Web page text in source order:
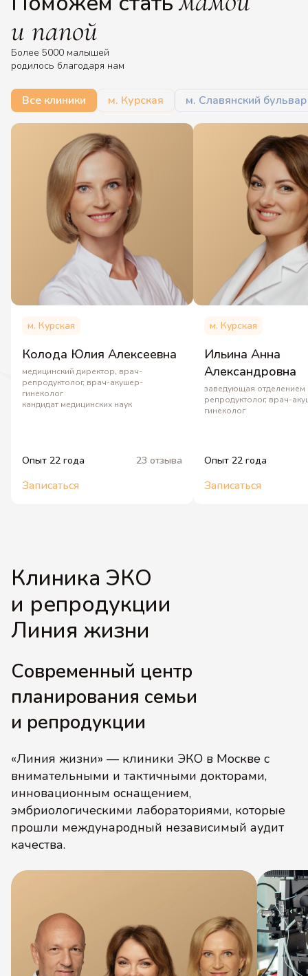
и папой
Более 5000 малышей
родилось благодаря нам
Все клиники м. Курская м. Славянский бульвар
м. Курская
Колода Юлия Алексеевна
медицинский директор, врач-
репродуктолог, врач-акушер-
гинеколог
кандидат медицинских наук
Опыт 22 года 23 отзыва
Записаться
м. Курская
Ильина Анна
Александровна
заведующая отделением
репродуктолог, врач-
гинеколог
Опыт 22 года
Записаться
Клиника ЭКО
и репродукции
Линия жизни
Современный центр
планирования семьи
и репродукции
«Линия жизни» — клиники ЭКО в Москве с
внимательными и тактичными докторами,
инновационным оснащением,
эмбриологическими лабораториями, которые
прошли международный независимый аудит
качества.